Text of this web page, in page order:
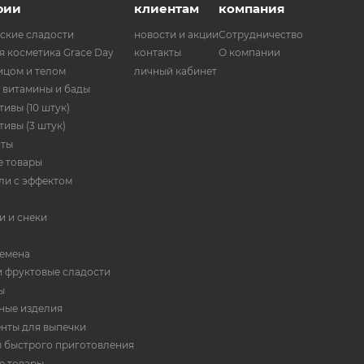
сладости
косметика Grace Day
и телом
и бады
(10 штук)
(3 штук)
товары
с эффектом
и снеки
фруктовые сладости
изделия
для выпечки
приготовления
клиентам
новости и акции
контакты
личный кабинет
компания
Сотрудничество
О компании